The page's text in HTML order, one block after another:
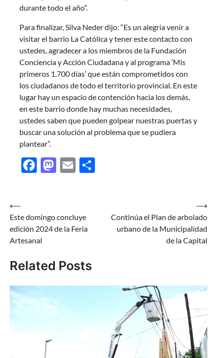
durante todo el año”.
Para finalizar, Silva Neder dijo: “Es un alegría venir a
visitar el barrio La Católica y tener este contacto con
ustedes, agradecer a los miembros de la Fundación
Conciencia y Acción Ciudadana y al programa ‘Mis
primeros 1.700 días’ que están comprometidos con
los ciudadanos de todo el territorio provincial. En este
lugar hay un espacio de contención hacia los demás,
en este barrio donde hay muchas necesidades,
ustedes saben que pueden golpear nuestras puertas y
buscar una solución al problema que se pudiera
plantear”.
Facebook
Mastodon
Email
Navegación
de
entradas
⟵
Este domingo concluye
edición 2024 de la Feria
Artesanal
Continúa el Plan de arbolado
urbano de la Municipalidad
de la Capital
⟶
Related Posts